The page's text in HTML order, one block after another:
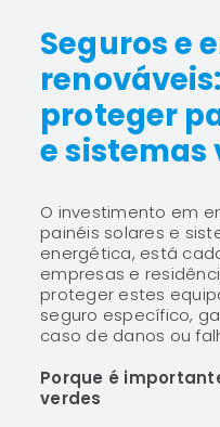
Seguros e
proteger
e sistemas
O investimento em
painéis solares e
energética, está
empresas e
proteger estes
seguro específico,
caso de danos ou
Porque é
verdes